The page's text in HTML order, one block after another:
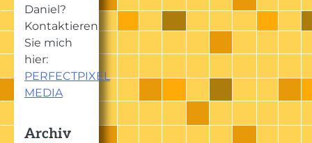
Daniel?
Kontaktieren
Sie mich
hier:
PERFECTPIXEL
MEDIA
Archiv